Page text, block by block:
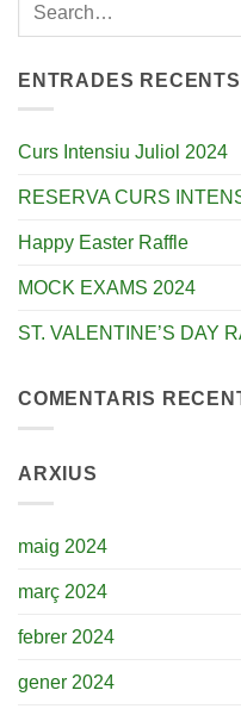
ENTRADES RECENTS
Curs Intensiu Juliol 2024
RESERVA CURS
Happy Easter Raffle
MOCK EXAMS 2024
ST. VALENTINE’S DAY
COMENTARIS
ARXIUS
maig 2024
març 2024
febrer 2024
gener 2024